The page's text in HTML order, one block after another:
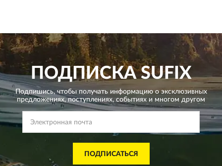
ПОДПИСКАSUFIX
Подпишись, чтобы получать информацию о эксклюзивных
предложениях,поступлениях, событиях и многом другом
ПОДПИСАТЬСЯ